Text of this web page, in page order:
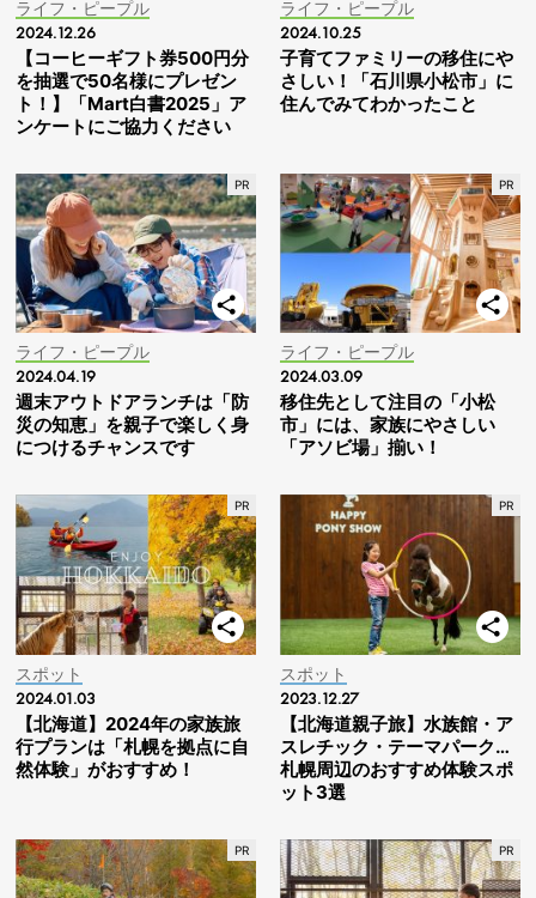
ライフ・ピープル
2024.12.26
【コーヒーギフト券500円分
を抽選で50名様にプレゼン
ト！】「Mart白書2025」ア
ンケートにご協力ください
ライフ・ピープル
2024.10.25
子育てファミリーの移住にや
さしい！「石川県小松市」に
住んでみてわかったこと
ライフ・ピープル
2024.04.19
週末アウトドアランチは「防
災の知恵」を親子で楽しく身
につけるチャンスです
ライフ・ピープル
2024.03.09
移住先として注目の「小松
市」には、家族にやさしい
「アソビ場」揃い！
スポット
2024.01.03
【北海道】2024年の家族旅
行プランは「札幌を拠点に自
然体験」がおすすめ！
スポット
2023.12.27
【北海道親子旅】水族館・ア
スレチック・テーマパーク…
札幌周辺のおすすめ体験スポ
ット3選